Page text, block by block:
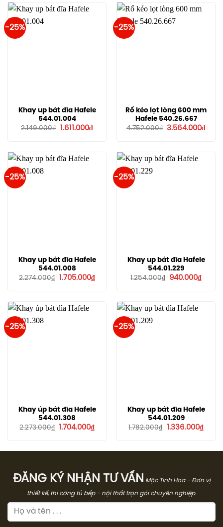
-25%
Khay up bát đĩa Hafele
544.01.004
2.149.000₫
Giá
1.611.000₫Giá
1.611.000₫.
-25%
Rổ kéo lọt lòng 600 mm
Hafele 540.26.667
4.752.000₫ Giá
3.564.000₫Giá
-25%
Khay up bát đĩa Hafele
544.01.008
2.274.000₫
Giá
1.705.000₫Giá
1.705.000₫.
-25%
Khay up bát đĩa Hafele
544.01.229
1.254.000₫
Giá
940.000₫Giá
-25%
Khay úp bát đĩa Hafele
544.01.308
2.273.000₫ Giá
1.704.000₫Giá
1.704.000₫.
-25%
Khay up bát đĩa Hafele
544.01.209
1.782.000₫
Giá
1.336.000₫Giá
ĐĂNG KÝ NHẬN TƯ VẤN
Mộc Tinh Hoa - Đơn vị
thiết kế, thi công tủ bếp - nội thất trọn gói chuyên nghiệp.